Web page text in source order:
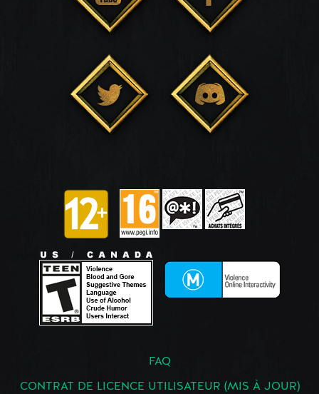
FAQ
CONTRAT DE LICENCE UTILISATEUR (MIS À JOUR)